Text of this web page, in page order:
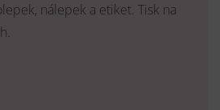
nálepek a etiket. Tisk na